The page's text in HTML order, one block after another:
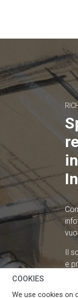
Il
e
COOKIES
We use cookies on